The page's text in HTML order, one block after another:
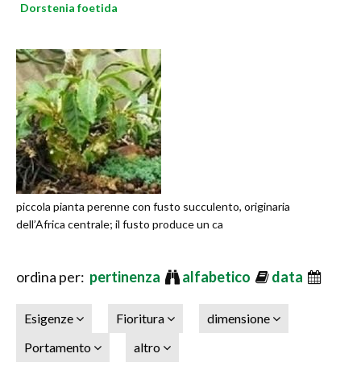
Dorstenia foetida
piccola pianta perenne con fusto succulento, originaria
dell’Africa centrale; il fusto produce un ca
ordina per: pertinenza alfabetico data
Esigenze Fioritura
dimensione
Portamento
altro